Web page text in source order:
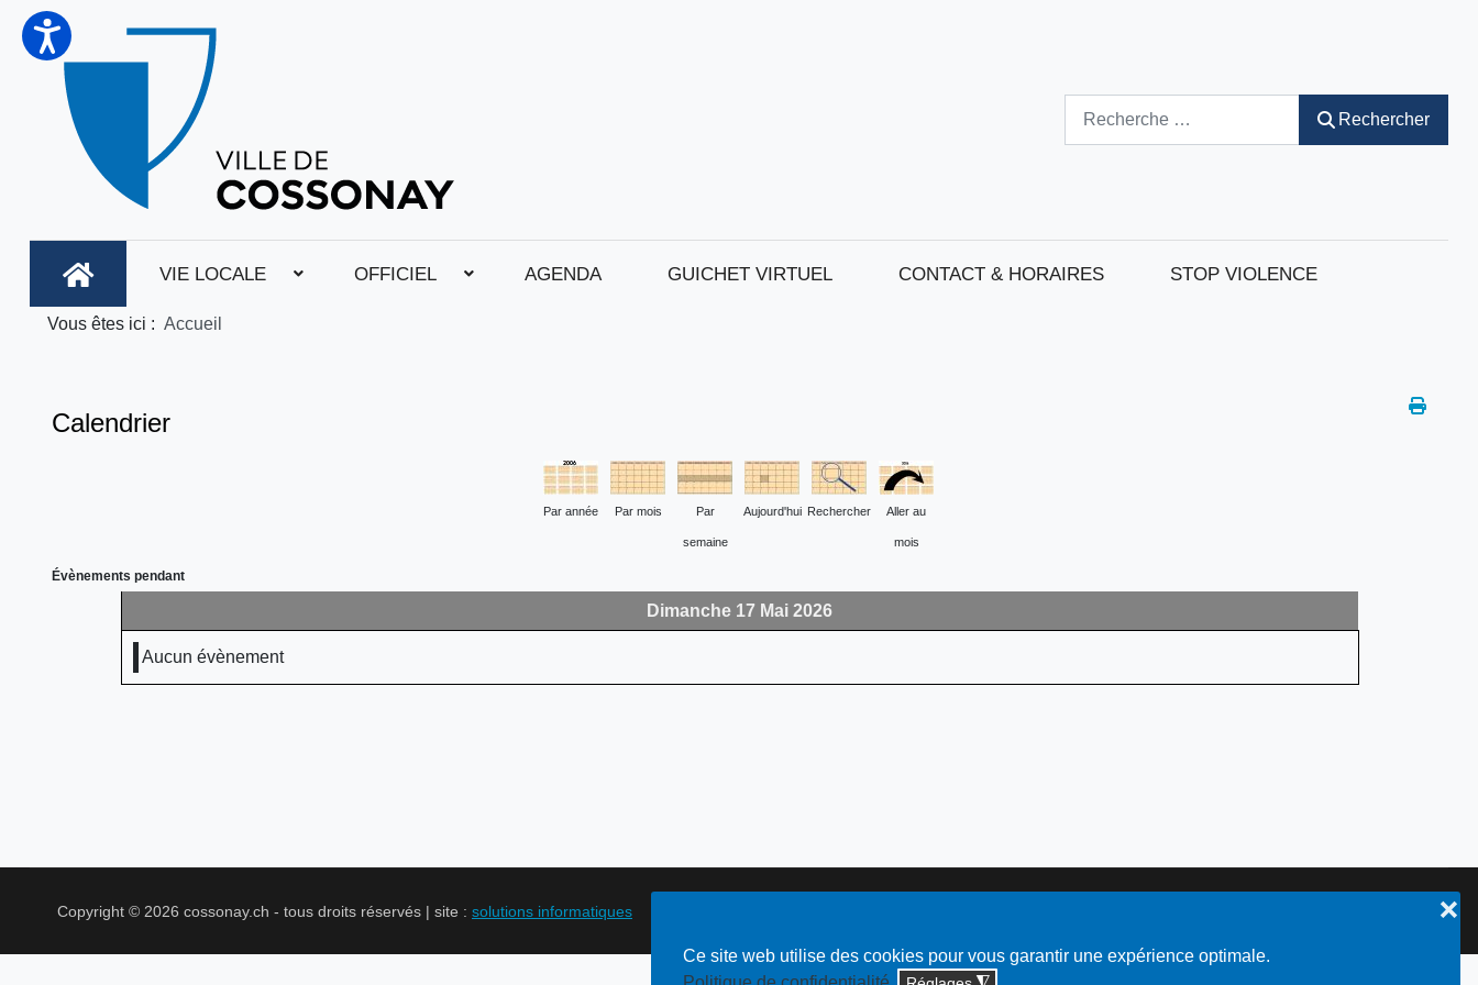
Ce site web utilise des cookies pour vous garantir une expérience optimale.
❌
Rechercher
VIE LOCALE OFFICIEL AGENDA GUICHET VIRTUEL CONTACT & HORAIRES STOP VIOLENCE
Vous êtes ici : Accueil
Calendrier
Par année Par mois Par
semaine
Aujourd'hui Rechercher Aller au
mois
Évènements pendant
Dimanche 17 Mai 2026
Aucun évènement
Copyright © 2026 cossonay.ch - tous droits réservés | site : solutions informatiques